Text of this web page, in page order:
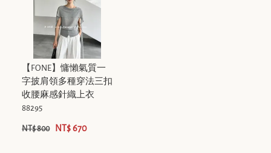
【FONE】慵懶氣質一
字披肩領多種穿法三扣
收腰麻感針織上衣
88295
NT$ 800 NT$ 670